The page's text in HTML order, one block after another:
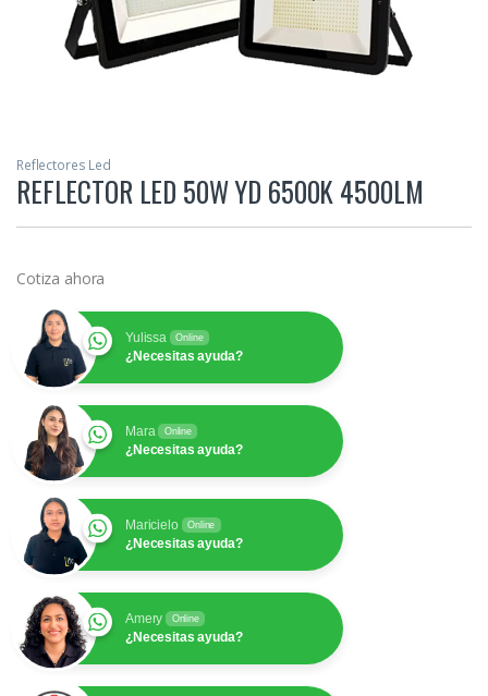
Reflectores Led
REFLECTOR LED 50W YD 6500K 4500LM
Cotiza ahora
Yulissa Online
¿Necesitas ayuda?
Mara Online
¿Necesitas ayuda?
Maricielo Online
¿Necesitas ayuda?
Amery Online
¿Necesitas ayuda?